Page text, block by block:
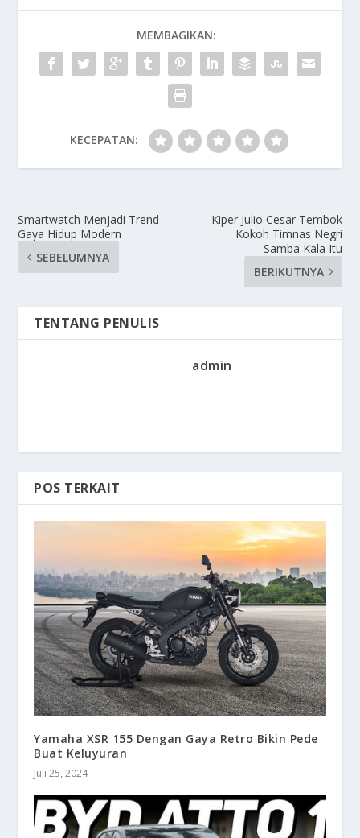
MEMBAGIKAN:
KECEPATAN:
Smartwatch Menjadi Trend
Gaya Hidup Modern
SEBELUMNYA
Kiper Julio Cesar Tembok
Kokoh Timnas Negri
Samba Kala Itu
BERIKUTNYA
TENTANG PENULIS
admin
POS TERKAIT
Yamaha XSR 155 Dengan Gaya Retro Bikin Pede
Buat Keluyuran
Juli 25, 2024